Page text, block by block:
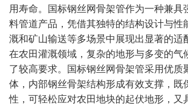
用寿命。国标钢丝网骨架管作为一种兼具
料管道产品，凭借其独特的结构设计与性
溉和矿山输送等多场景中展现出显著的适
在农田灌溉领域，复杂的地形与多变的气
了较高要求。国标钢丝网骨架管采用优质
体，内部钢丝骨架结构形成有效支撑，既
性，可轻松应对农田地块的起伏地形，又